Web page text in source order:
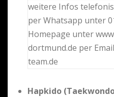
weitere Infos
per Whatsapp unter
Homepage unter
dortmund.de per
team.de
Hapkido